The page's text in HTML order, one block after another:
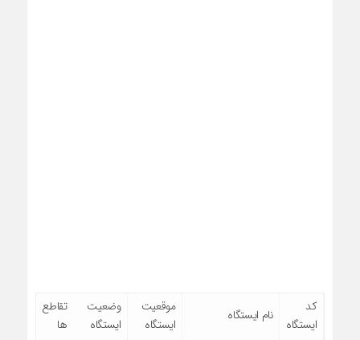
کد
ایستگاه
نام ایستگاه
موقعیت
ایستگاه
وضعیت
ایستگاه
تقاطع
ها